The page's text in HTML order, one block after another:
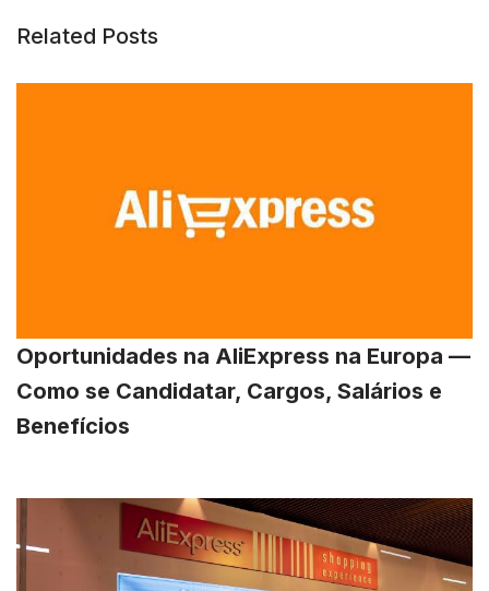
Related Posts
Oportunidades na AliExpress na Europa —
Como se Candidatar, Cargos, Salários e
Benefícios